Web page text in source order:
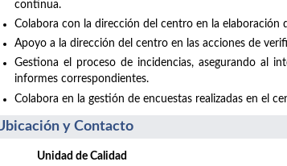
continua.
Colabora con la dirección del centro en la elaboración
Apoyo a la dirección del centro en las acciones de
Gestiona el proceso de incidencias, asegurando al
informes correspondientes.
Colabora en la gestión de encuestas realizadas en el
y Contacto
Unidad de Calidad